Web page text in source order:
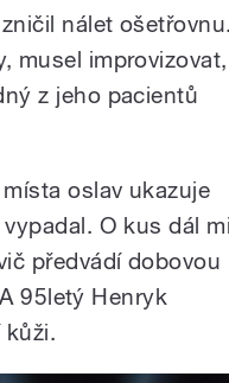
nálet ošetřovnu.
musel
z jeho pacientů
oslav ukazuje
O kus dál
předvádí dobovou
95letý Henryk
kůži.